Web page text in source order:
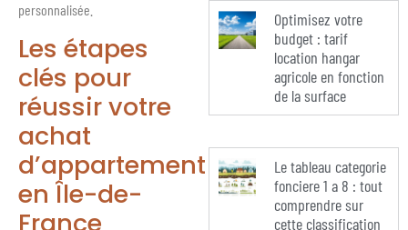
personnalisée.
Les étapes
clés pour
réussir votre
achat
d’appartement
en Île-de-
France
Optimisez votre
budget : tarif
location hangar
agricole en fonction
de la surface
Le tableau categorie
fonciere 1 a 8 : tout
comprendre sur
cette classification